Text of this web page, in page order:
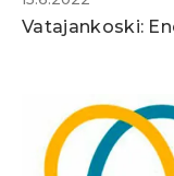
Vatajankoski: